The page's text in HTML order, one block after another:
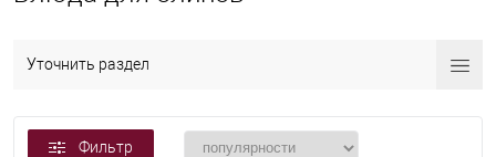
Уточнить раздел
Фильтр